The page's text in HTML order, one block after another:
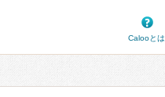
Calooとは